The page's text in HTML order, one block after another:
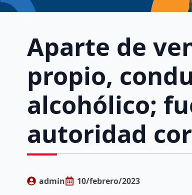
Aparte de
propio,
alcohólico;
autoridad
admin 10/febrero/2023